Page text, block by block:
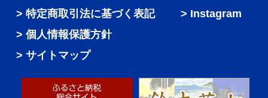
特定商取引法に基づく表記
個人情報保護方針
サイトマップ
Instagram